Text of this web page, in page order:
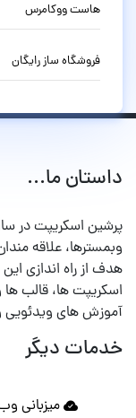
هاست ووکامرس
فروشگاه ساز رایگان
داستان ما...
وبمسترها، علاقه
هدف از راه اندازی
اسکریپت ها، قالب ها
آموزش های ویدئویی
خدمات دیگر
میزبانی